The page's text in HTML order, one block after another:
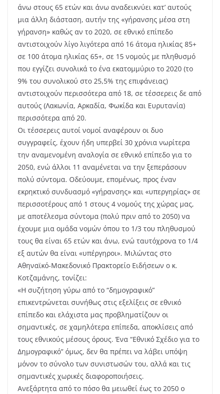
άνω στους 65 ετών και άνω αναδεικνύει κατ’ αυτούς
μια άλλη διάσταση, αυτήν της «γήρανσης μέσα στη
γήρανση» καθώς αν το 2020, σε εθνικό επίπεδο
αντιστοιχούν λίγο λιγότερα από 16 άτομα ηλικίας 85+
σε 100 άτομα ηλικίας 65+, σε 15 νομούς με πληθυσμό
που εγγίζει συνολικά το ένα εκατομμύριο το 2020 (το
9% του συνολικού στο 25,5% της επιφάνειας)
αντιστοιχούν περισσότερα από 18, σε τέσσερεις δε από
αυτούς (Λακωνία, Αρκαδία, Φωκίδα και Ευρυτανία)
περισσότερα από 20.
Οι τέσσερεις αυτοί νομοί αναφέρουν οι δυο
συγγραφείς, έχουν ήδη υπερβεί 30 χρόνια νωρίτερα
την αναμενομένη αναλογία σε εθνικό επίπεδο για το
2050, ενώ άλλοι 11 αναμένεται να την ξεπεράσουν
πολύ σύντομα. Οδεύουμε, επομένως, προς έναν
εκρηκτικό συνδυασμό «γήρανσης» και «υπεργηρίας» σε
περισσοτέρους από 1 στους 4 νομούς της χώρας μας,
με αποτέλεσμα σύντομα (πολύ πριν από το 2050) να
έχουμε μια ομάδα νομών όπου το 1/3 του πληθυσμού
τους θα είναι 65 ετών και άνω, ενώ ταυτόχρονα το 1/4
εξ αυτών θα είναι «υπέργηροι». Μιλώντας στο
Αθηναϊκό-Μακεδονικό Πρακτορείο Ειδήσεων ο κ.
Κοτζαμάνης, τονίζει:
«Η συζήτηση γύρω από το “δημογραφικό”
επικεντρώνεται συνήθως στις εξελίξεις σε εθνικό
επίπεδο και ελάχιστα μας προβληματίζουν οι
σημαντικές, σε χαμηλότερα επίπεδα, αποκλίσεις από
τους εθνικούς μέσους όρους. Ένα “Εθνικό Σχέδιο για το
Δημογραφικό” όμως, δεν θα πρέπει να λάβει υπόψη
μόνον το σύνολο των συνιστωσών του, αλλά και τις
σημαντικές χωρικές διαφοροποιήσεις.
Ανεξάρτητα από το πόσο θα μειωθεί έως το 2050 ο